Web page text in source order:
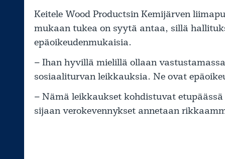
Keitele Wood Productsin Kemijärven
mukaan tukea on syytä antaa, sillä
epäoikeudenmukaisia.
– Ihan hyvillä mielillä ollaan
sosiaaliturvan leikkauksia. Ne ovat
– Nämä leikkaukset kohdistuvat
sijaan verokevennykset annetaan